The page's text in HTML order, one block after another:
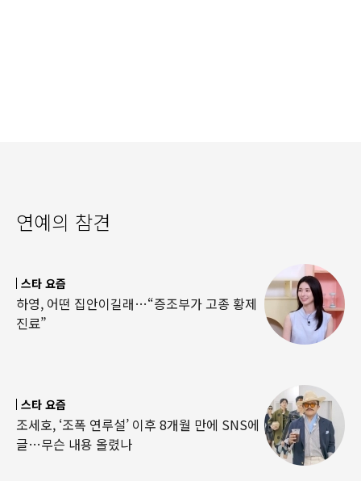
연예의 참견
스타 요즘
하영, 어떤 집안이길래…“증조부가 고종 황제
진료”
스타 요즘
조세호, ‘조폭 연루설’ 이후 8개월 만에 SNS에
글…무슨 내용 올렸나